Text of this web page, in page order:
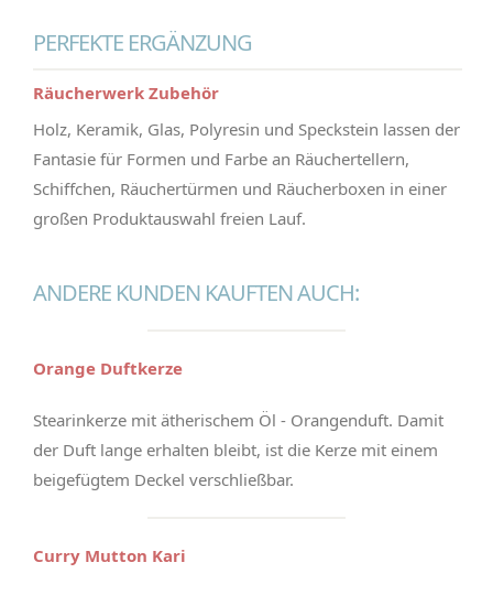
PERFEKTE ERGÄNZUNG
Räucherwerk Zubehör
Holz, Keramik, Glas, Polyresin und Speckstein lassen der
Fantasie für Formen und Farbe an Räuchertellern,
Schiffchen, Räuchertürmen und Räucherboxen in einer
großen Produktauswahl freien Lauf.
ANDERE KUNDEN KAUFTEN AUCH:
Orange Duftkerze
Stearinkerze mit ätherischem Öl - Orangenduft. Damit
der Duft lange erhalten bleibt, ist die Kerze mit einem
beigefügtem Deckel verschließbar.
Curry Mutton Kari